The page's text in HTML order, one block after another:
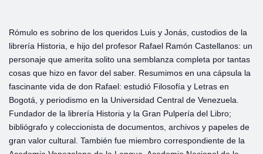
Rómulo es sobrino de los queridos Luis y Jonás, custodios de la
librería Historia, e hijo del profesor Rafael Ramón Castellanos: un
personaje que amerita solito una semblanza completa por tantas
cosas que hizo en favor del saber. Resumimos en una cápsula la
fascinante vida de don Rafael: estudió Filosofía y Letras en
Bogotá, y periodismo en la Universidad Central de Venezuela.
Fundador de la librería Historia y la Gran Pulpería del Libro;
bibliógrafo y coleccionista de documentos, archivos y papeles de
gran valor cultural. También fue miembro correspondiente de la